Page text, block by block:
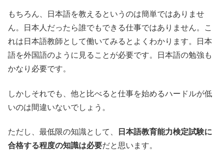
もちろん、日本語を教えるというのは簡単ではありませ
ん。日本人だったら誰でもできる仕事ではありません。こ
れは日本語教師として働いてみるとよくわかります。日本
語を外国語のように見ることが必要です。日本語の勉強も
かなり必要です。
しかしそれでも、他と比べると仕事を始めるハードルが低
いのは間違いないでしょう。
ただし、最低限の知識として、
日本語教育能力検定試験に
合格する程度の知識は必要だと思います。